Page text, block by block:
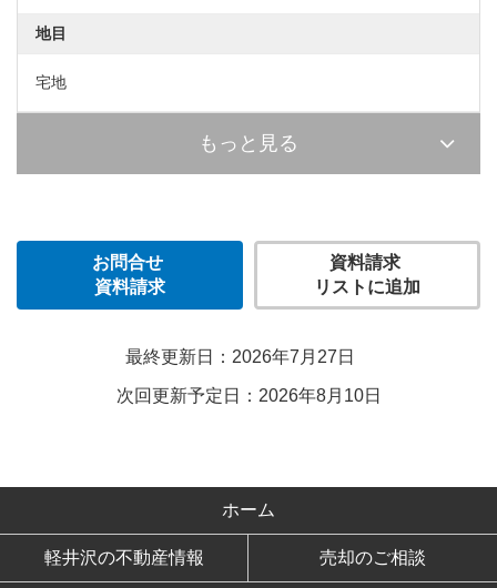
地目
宅地
もっと見る
お問合せ
資料請求
資料請求
リストに追加
最終更新日：2026年7月27日
次回更新予定日：2026年8月10日
ホーム
軽井沢の不動産情報 売却のご相談